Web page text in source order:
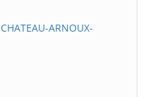
ARNOUX-